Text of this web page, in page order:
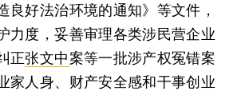
良好法治环境的通知》等文件，
力度，妥善审理各类涉民营企业
正张文中案等一批涉产权冤错案
家人身、财产安全感和干事创业